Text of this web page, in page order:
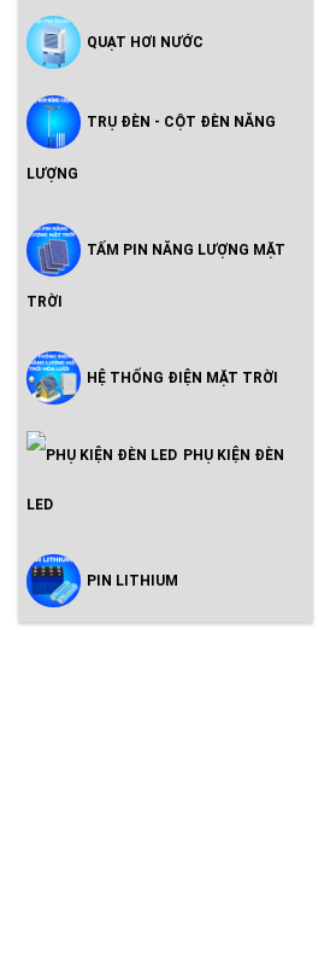
QUẠT HƠI NƯỚC
TRỤ ĐÈN - CỘT ĐÈN NĂNG
LƯỢNG
TẤM PIN NĂNG LƯỢNG MẶT
TRỜI
HỆ THỐNG ĐIỆN MẶT TRỜI
Inveter Hòa Lưới Có Lưu Trữ -
PHỤ KIỆN ĐÈN
LED
PIN LITHIUM